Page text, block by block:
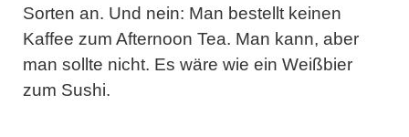
Sorten an. Und nein: Man bestellt keinen
Kaffee zum Afternoon Tea. Man kann, aber
man sollte nicht. Es wäre wie ein Weißbier
zum Sushi.